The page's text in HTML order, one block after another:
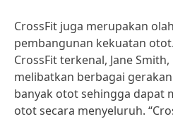
CrossFit juga merupakan
pembangunan kekuatan
CrossFit terkenal, Jane
melibatkan berbagai
banyak otot sehingga dapat
otot secara menyeluruh.